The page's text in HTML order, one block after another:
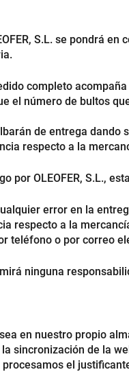
S.L. se pondrá
completo
el número de bultos
de entrega
respecto a la
por OLEOFER, S.L.,
error en la
respecto a la
teléfono o por correo
ninguna
en nuestro propio
sincronización de la
el